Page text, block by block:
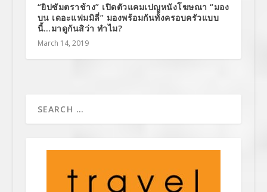
“ยิปซัมตราช้าง” เปิดตัวแคมเปญหนังโฆษณา “มอง
บน เดอะแฟมมิลี่” มองพร้อมกันทั้งครอบครัวแบบ
นี้…มาดูกันสิว่า ทำไม?
March 14, 2019